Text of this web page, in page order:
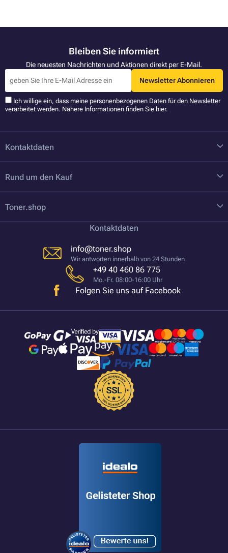
Bleiben Sie informiert
Die neuesten Nachrichten und Aktionen direkt per E-Mail.
Newsletter Abonnieren
Ich willige ein, dass meine personenbezogenen Daten für den Newsletter
verarbeitet werden. Nähere Informationen finden Sie hier.
Kontaktdaten
Rund um den Kauf
Toner.shop
Kontaktdaten
info@toner.shop
Wir antworten innerhalb von 24 Stunden
+49 40 460 86 775
Mo.-Fr. 08:00-16:00 Uhr
Folgen Sie uns auf Facebook